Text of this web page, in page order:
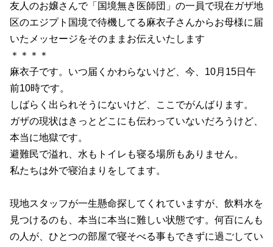
友人のお嬢さんで「国境無き医師団」の一員で現在ガザ地
区のエジプト国境で待機してる麻衣子さんからお母様に届
いたメッセージをそのままお伝えいたします
＊＊＊＊
麻衣子です。いつ届くかわらないけど、今、 10月 15日午
前10時です。
しばらく出られそうにないけど、ここでがんばります。
ガザの現状はきっとどこにも伝わっていないだろうけど、
本当に地獄です。
避難民で溢れ、水もトイレも寝る場所もありません。
私たちは外で寝泊まりをしてます。
現地スタッフが一生懸命探してくれていますが、飲料水を
見つけるのも、本当に本当に難しい状態です。何百にんも
の人が、ひとつの部屋で寝そべる事もできずに過ごしてい